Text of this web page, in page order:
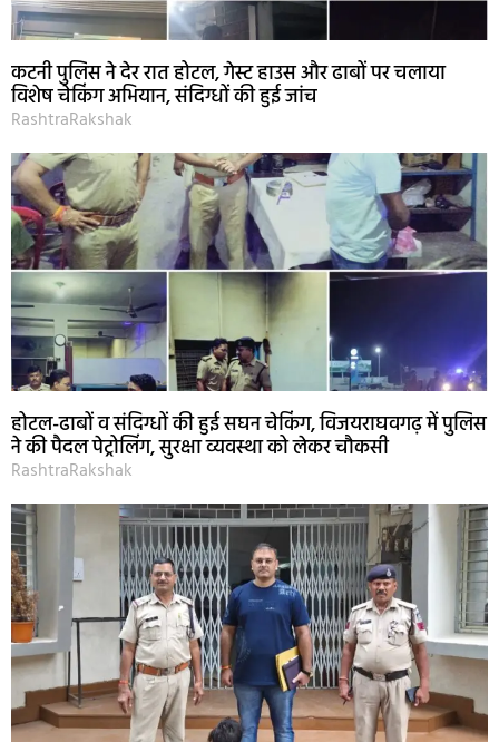
कटनी पुलिस ने देर रात होटल, गेस्ट हाउस और ढाबों पर चलाया
विशेष चेकिंग अभियान, संदिग्धों की हुई जांच
RashtraRakshak
होटल-ढाबों व संदिग्धों की हुई सघन चेकिंग, विजयराघवगढ़ में पुलिस
ने की पैदल पेट्रोलिंग, सुरक्षा व्यवस्था को लेकर चौकसी
RashtraRakshak